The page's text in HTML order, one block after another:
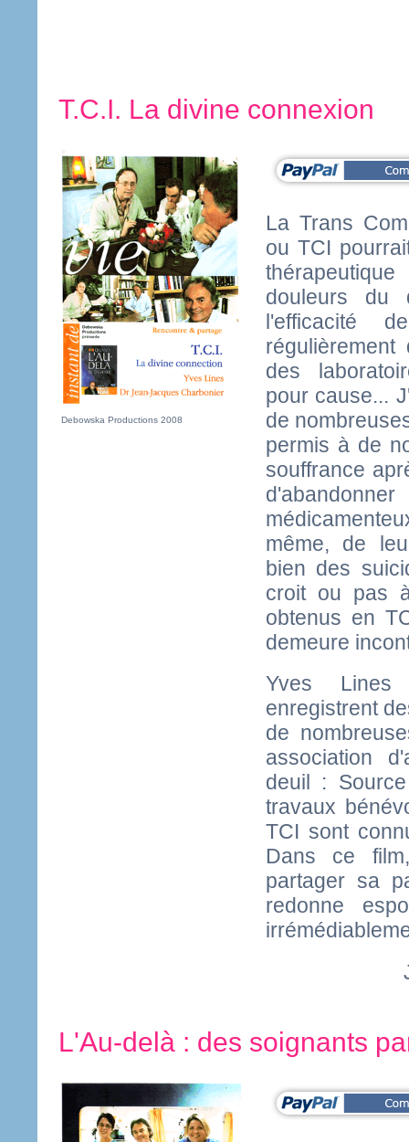
T.C.I. La divine connexion
Debowska Productions 2008
La Trans
ou TCI
douleurs du
l'efficacité
des
pour cause...
de
permis à de
souffrance
même, de
bien des
croit ou pas
obtenus en
demeure
Yves Lines
enregistrent
de
association
deuil :
travaux
TCI sont
Dans ce
partager sa
redonne
L'Au-delà : des soignants